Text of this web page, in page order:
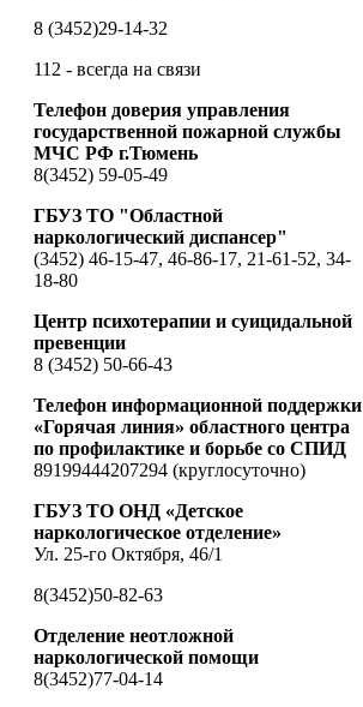
8 (3452)29-14-32
112 - всегда на связи
Телефон доверия управления
государственной пожарной службы
МЧС РФ г.Тюмень
8(3452) 59-05-49
ГБУЗ ТО "Областной
наркологический диспансер"
(3452) 46-15-47, 46-86-17, 21-61-52, 34-
18-80
Центр психотерапии и суицидальной
превенции
8 (3452) 50-66-43
Телефон информационной поддержки
«Горячая линия» областного центра
по профилактике и борьбе со СПИД
89199444207294 (круглосуточно)
ГБУЗ ТО ОНД «Детское
наркологическое отделение»
Ул. 25-го Октября, 46/1
8(3452)50-82-63
Отделение неотложной
наркологической помощи
8(3452)77-04-14